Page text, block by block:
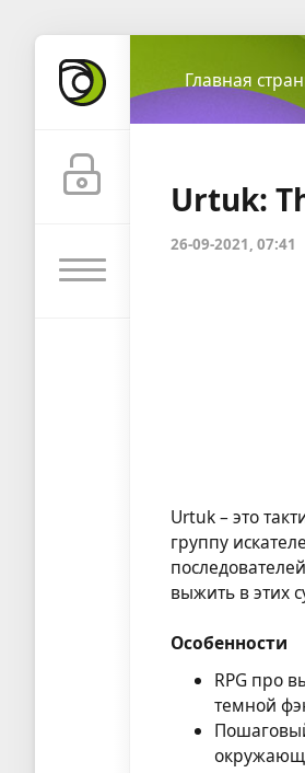
Главная
Urtuk:
26-09-2021, 07:41
Urtuk – это
группу
выжить в этих
Особенности
RPG про
темной